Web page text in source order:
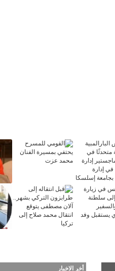
أخر الاخبار